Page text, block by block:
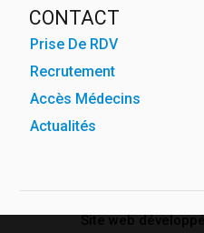
CONTACT
Prise De RDV
Recrutement
Accès Médecins
Actualités
Site web